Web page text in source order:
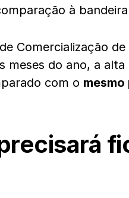
à
Comercialização de
meses do ano, a
com o